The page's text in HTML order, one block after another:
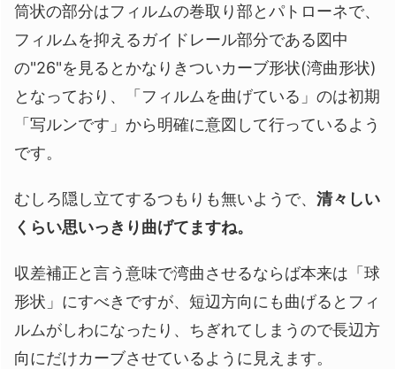
筒状の部分はフィルムの巻取り部とパトローネで、
フィルムを抑えるガイドレール部分である図中
の"26"を見るとかなりきついカーブ形状(湾曲形状)
となっており、「フィルムを曲げている」のは初期
「写ルンです」から明確に意図して行っているよう
です。
むしろ隠し立てするつもりも無いようで、 清々しい
くらい思いっきり曲げてますね。
収差補正と言う意味で湾曲させるならば本来は「球
形状」にすべきですが、短辺方向にも曲げるとフィ
ルムがしわになったり、ちぎれてしまうので長辺方
向にだけカーブさせているように見えます。